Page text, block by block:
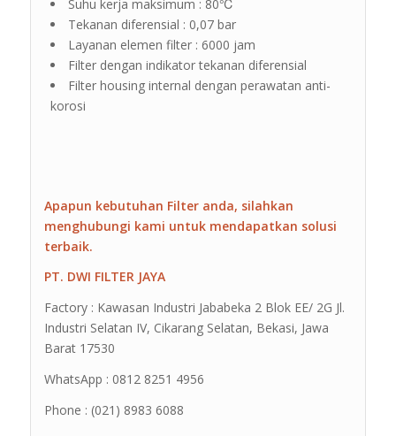
Suhu kerja maksimum : 80℃
Tekanan diferensial : 0,07 bar
Layanan elemen filter : 6000 jam
Filter dengan indikator tekanan diferensial
Filter housing internal dengan perawatan anti-
korosi
Apapun kebutuhan Filter anda, silahkan
menghubungi kami untuk mendapatkan solusi
terbaik.
PT. DWI FILTER JAYA
Factory : Kawasan Industri Jababeka 2 Blok EE/ 2G Jl.
Industri Selatan IV, Cikarang Selatan, Bekasi, Jawa
Barat 17530
WhatsApp : 0812 8251 4956
Phone : (021) 8983 6088